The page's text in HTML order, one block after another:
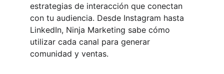
estrategias de interacción que conectan
con tu audiencia. Desde Instagram hasta
LinkedIn, Ninja Marketing sabe cómo
utilizar cada canal para generar
comunidad y ventas.